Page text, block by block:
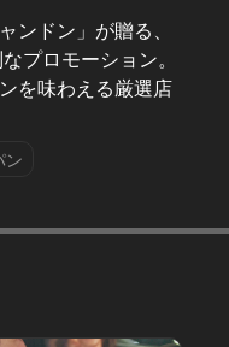
ンドン」が贈る、
プロモーション。
を味わえる厳選店
ン